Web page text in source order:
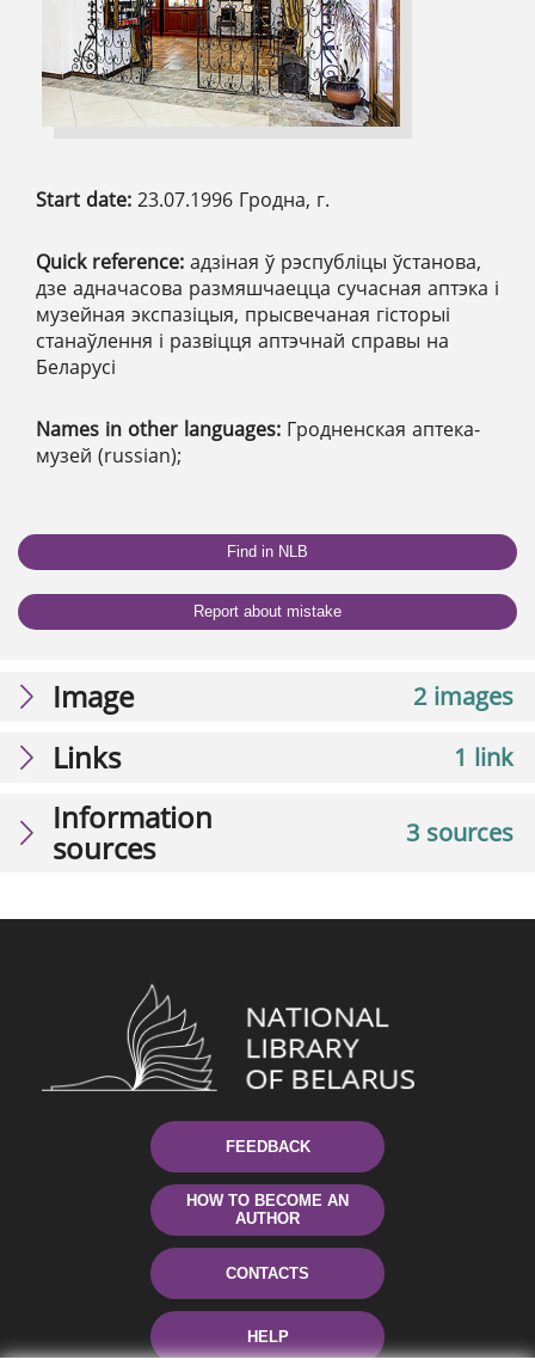
Start date: 23.07.1996 Гродна, г.
Quick reference: адзіная ў рэспубліцы ўстанова,
дзе адначасова размяшчаецца сучасная аптэка і
музейная экспазіцыя, прысвечаная гісторыі
станаўлення і развіцця аптэчнай справы на
Беларусі
Names in other languages: Гродненская аптека-
музей (russian);
Find in NLB
Report about mistake
2 images
Image
1 link
Links
3 sources
Information
sources
FEEDBACK
HOW TO BECOME AN
AUTHOR
CONTACTS
HELP